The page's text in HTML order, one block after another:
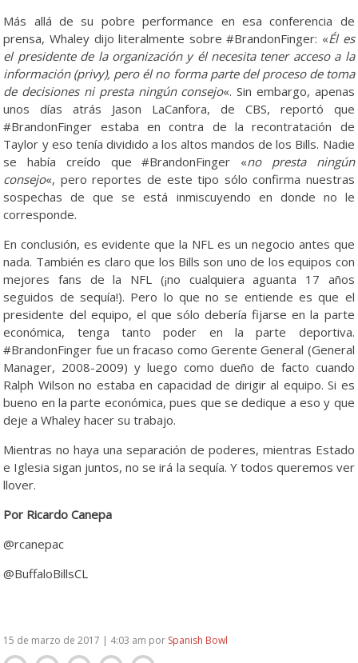
Más allá de su pobre performance en esa conferencia de
prensa, Whaley dijo literalmente sobre #BrandonFinger: «Él es
el presidente de la organización y él necesita tener acceso a la
información (privy), pero él no forma parte del proceso de toma
de decisiones ni presta ningún consejo«. Sin embargo, apenas
unos días atrás Jason LaCanfora, de CBS, reportó que
#BrandonFinger estaba en contra de la recontratación de
Taylor y eso tenía dividido a los altos mandos de los Bills. Nadie
se había creído que #BrandonFinger «no presta ningún
consejo«, pero reportes de este tipo sólo confirma nuestras
sospechas de que se está inmiscuyendo en donde no le
corresponde.
En conclusión, es evidente que la NFL es un negocio antes que
nada. También es claro que los Bills son uno de los equipos con
mejores fans de la NFL (¡no cualquiera aguanta 17 años
seguidos de sequía!). Pero lo que no se entiende es que el
presidente del equipo, el que sólo debería fijarse en la parte
económica, tenga tanto poder en la parte deportiva.
#BrandonFinger fue un fracaso como Gerente General (General
Manager, 2008-2009) y luego como dueño de facto cuando
Ralph Wilson no estaba en capacidad de dirigir al equipo. Si es
bueno en la parte económica, pues que se dedique a eso y que
deje a Whaley hacer su trabajo.
Mientras no haya una separación de poderes, mientras Estado
e Iglesia sigan juntos, no se irá la sequía. Y todos queremos ver
llover.
Por Ricardo Canepa
@rcanepac
@BuffaloBillsCL
15 de marzo de 2017 | 4:03 am por Spanish Bowl